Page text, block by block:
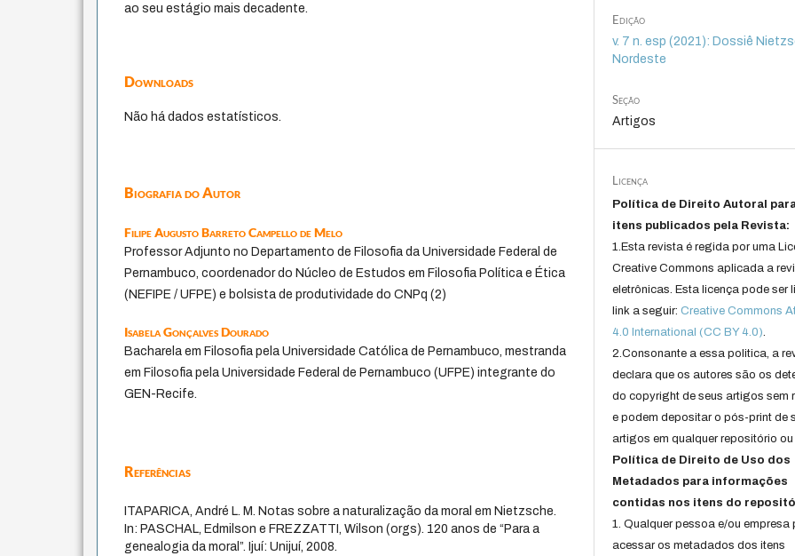
ao seu estágio mais decadente.
Downloads
Não há dados estatísticos.
Biografia do Autor
Filipe Augusto Barreto Campello de Melo
Professor Adjunto no Departamento de Filosofia da Universidade Federal de
Pernambuco, coordenador do Núcleo de Estudos em Filosofia Política e Ética
(NEFIPE / UFPE) e bolsista de produtividade do CNPq (2)
Isabela Gonçalves Dourado
Bacharela em Filosofia pela Universidade Católica de Pernambuco, mestranda
em Filosofia pela Universidade Federal de Pernambuco (UFPE) integrante do
GEN-Recife.
Referências
ITAPARICA, André L. M. Notas sobre a naturalização da moral em Nietzsche.
In: PASCHAL, Edmilson e FREZZATTI, Wilson (orgs). 120 anos de “Para a
genealogia da moral”. Ijuí: Unijuí, 2008.
Edição
v. 7 n. esp (2021): Dossiê
Nordeste
Seção
Artigos
Licença
Política de Direito Autoral
itens publicados pela Revista:
1.Esta revista é regida por uma
Creative Commons aplicada a
eletrônicas. Esta licença pode ser
link a seguir:Creative Commons
4.0 International (CC BY 4.0).
2.Consonante a essa politica, a
declara que os autores são os
do copyright de seus artigos sem
e podem depositar o pós-print de
artigos em qualquer repositório ou
Política de Direito de Uso dos
Metadados para informações
contidas nos itens do
1. Qualquer pessoa e/ou empresa
acessar os metadados dos itens